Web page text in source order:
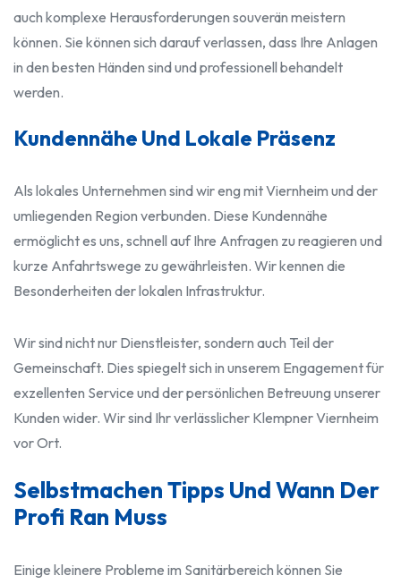
auch komplexe Herausforderungen souverän meistern
können. Sie können sich darauf verlassen, dass Ihre Anlagen
in den besten Händen sind und professionell behandelt
werden.
Kundennähe Und Lokale Präsenz
Als lokales Unternehmen sind wir eng mit Viernheim und der
umliegenden Region verbunden. Diese Kundennähe
ermöglicht es uns, schnell auf Ihre Anfragen zu reagieren und
kurze Anfahrtswege zu gewährleisten. Wir kennen die
Besonderheiten der lokalen Infrastruktur.
Wir sind nicht nur Dienstleister, sondern auch Teil der
Gemeinschaft. Dies spiegelt sich in unserem Engagement für
exzellenten Service und der persönlichen Betreuung unserer
Kunden wider. Wir sind Ihr verlässlicher Klempner Viernheim
vor Ort.
Selbstmachen Tipps Und Wann Der
Profi Ran Muss
Einige kleinere Probleme im Sanitärbereich können Sie